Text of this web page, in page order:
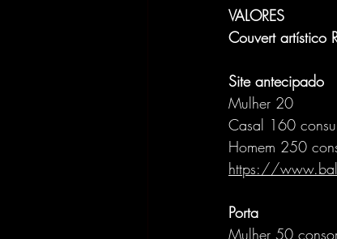
VALORES
Couvert artístico
Site antecipado
Mulher 20
Casal 160
Homem 250
https://
Porta
Mulher 50